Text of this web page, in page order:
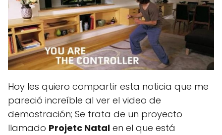
Hoy les quiero compartir esta noticia que me
pareció increíble al ver el video de
demostración; Se trata de un proyecto
llamado Projetc Natal en el que está